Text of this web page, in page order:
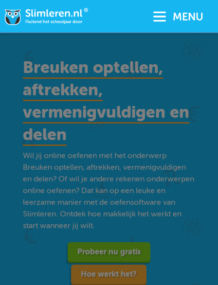
MENU
Breuken optellen,
aftrekken,
vermenigvuldigen en
delen
Wil jij online oefenen met het onderwerp
Breuken optellen, aftrekken, vermenigvuldigen
en delen? Of wil je andere rekenen onderwerpen
online oefenen? Dat kan op een leuke en
leerzame manier met de oefensoftware van
Slimleren. Ontdek hoe makkelijk het werkt en
start wanneer jij wilt.
Probeer nu gratis
Hoe werkt het?